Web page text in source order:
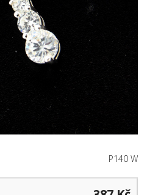
P140 W